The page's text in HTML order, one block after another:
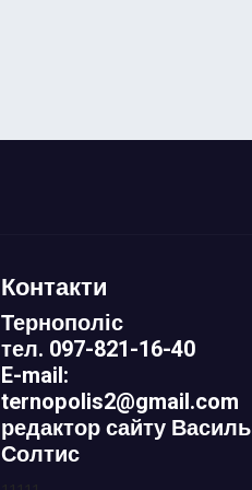
Контакти
Тернополіс
тел. 097-821-16-40
E-mail:
ternopolis2@gmail.com
редактор сайту Василь
Солтис